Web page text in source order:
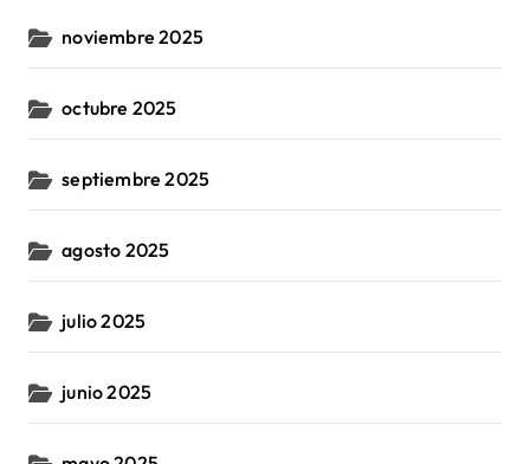
noviembre 2025
octubre 2025
septiembre 2025
agosto 2025
julio 2025
junio 2025